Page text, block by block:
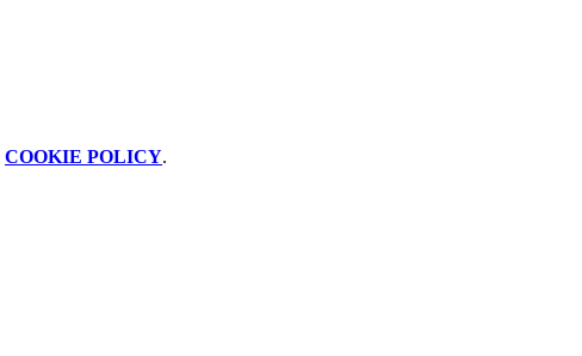
COOKIE POLICY.